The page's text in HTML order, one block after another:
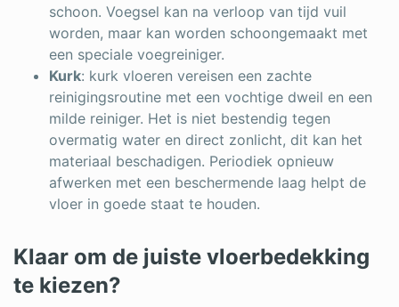
schoon. Voegsel kan na verloop van tijd vuil
worden, maar kan worden schoongemaakt met
een speciale voegreiniger.
Kurk: kurk vloeren vereisen een zachte
reinigingsroutine met een vochtige dweil en een
milde reiniger. Het is niet bestendig tegen
overmatig water en direct zonlicht, dit kan het
materiaal beschadigen. Periodiek opnieuw
afwerken met een beschermende laag helpt de
vloer in goede staat te houden.
Klaar om de juiste vloerbedekking
te kiezen?